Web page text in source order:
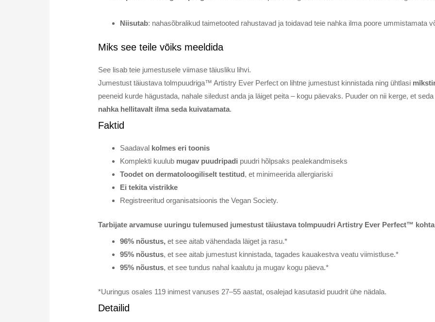
Niisutab: nahasõbralikud taimetooted rahustavad ja toidavad teie nahka ilma poore ummistamata
Miks see teile võiks meeldida
See lisab teie jumestusele viimase täiusliku lihvi.
Jumestust täiustava tolmpuudriga™ Artistry Ever Perfect on lihtne jumestust kinnistada ning ühtlasi
peeneid kurde hägustada, nahale siledust anda ja läiget peita – kogu päevaks. Puuder on nii kerge, et
nahka hellitavalt ilma seda kuivatamata.
Faktid
Saadaval kolmes eri toonis
Komplekti kuulub mugav puudripadi puudri hõlpsaks pealekandmiseks
Toodet on dermatoloogiliselt testitud, et minimeerida allergiariski
Ei tekita vistrikke
Registreeritud organisatsioonis the Vegan Society.
Tarbijate arvamuse uuringu tulemused jumestust täiustava tolmpuudri Artistry Ever Perfect™
96% nõustus, et see aitab vähendada läiget ja rasu.*
95% nõustus, et see aitab jumestust kinnistada, tagades kauakestva veatu viimistluse.*
95% nõustus, et see tundus nahal kaalutu ja mugav kogu päeva.*
*Uuringus osales 119 inimest vanuses 27–55 aastat, osalejad kasutasid puudrit ühe nädala.
Detailid